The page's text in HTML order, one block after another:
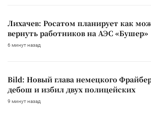
Лихачев: Росатом планирует как
вернуть работников на АЭС «Бушер»
6 минут назад
Bild: Новый глава немецкого
дебош и избил двух полицейских
9 минут назад